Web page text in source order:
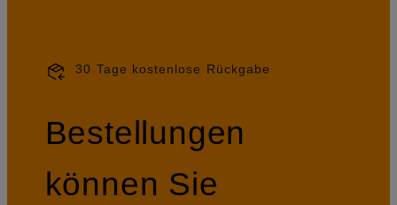
30 Tage kostenlose Rückgabe
Bestellungen
können Sie